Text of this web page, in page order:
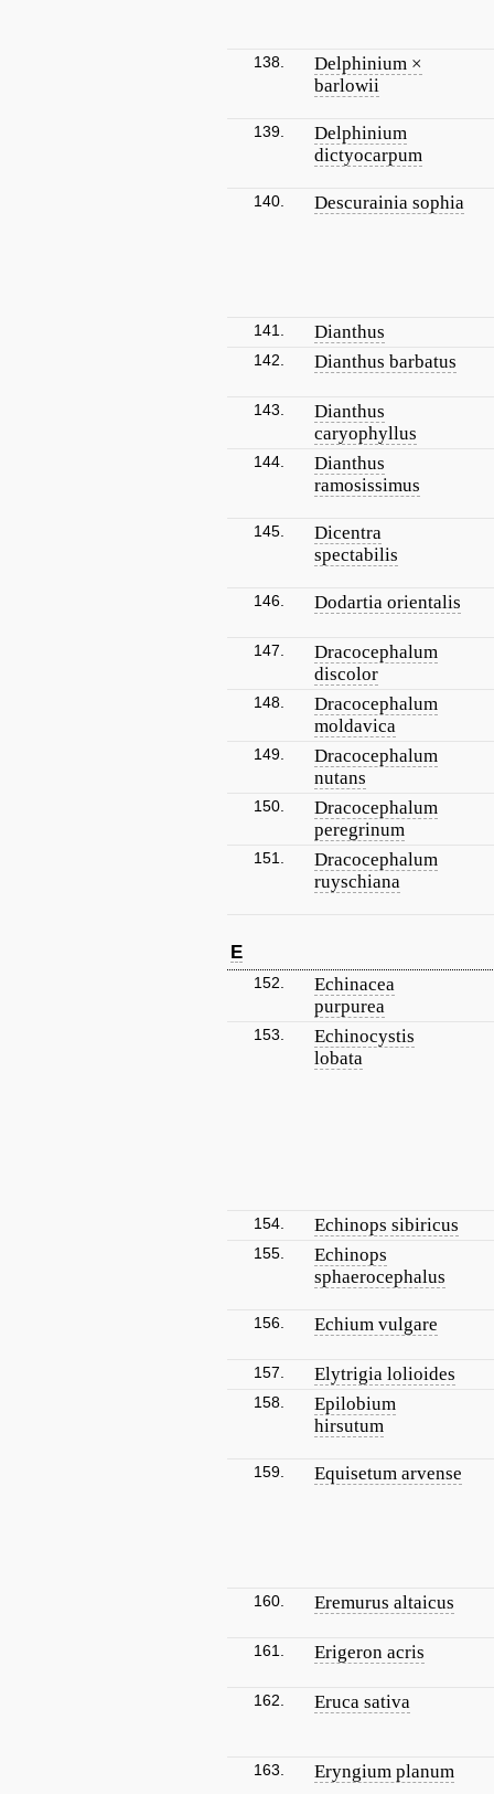
138.
Delphinium ×
barlowii
139.
Delphinium
dictyocarpum
140. Descurainia sophia
141. Dianthus
142. Dianthus barbatus
143.
Dianthus
caryophyllus
144.
Dianthus
ramosissimus
145.
Dicentra
spectabilis
146. Dodartia orientalis
147.
Dracocephalum
discolor
148.
Dracocephalum
moldavica
149.
Dracocephalum
nutans
150.
Dracocephalum
peregrinum
151.
Dracocephalum
ruyschiana
E
152.
Echinacea
purpurea
153.
Echinocystis
lobata
154. Echinops sibiricus
155.
Echinops
sphaerocephalus
156. Echium vulgare
157. Elytrigia lolioides
158.
Epilobium
hirsutum
159. Equisetum arvense
160. Eremurus altaicus
161. Erigeron acris
162. Eruca sativa
163. Eryngium planum